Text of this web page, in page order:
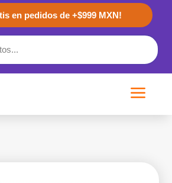
en pedidos de +$999 MXN!
a